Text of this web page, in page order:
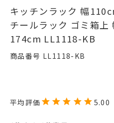
キッチンラック 幅
チールラック ゴミ箱
174cm LL1118-KB
商品番号 LL1118-KB
5.00